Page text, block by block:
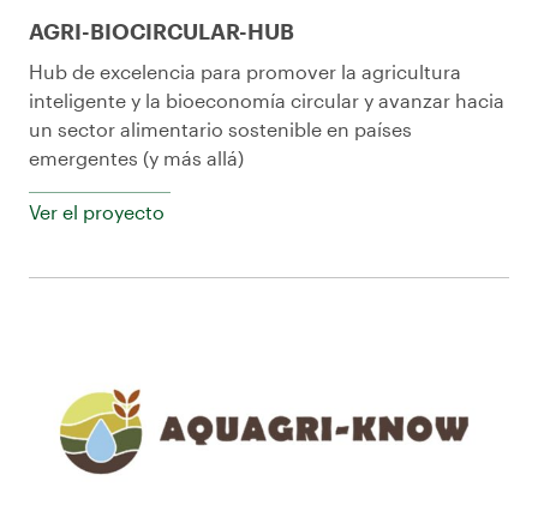
AGRI-BIOCIRCULAR-HUB
Hub de excelencia para promover la agricultura
inteligente y la bioeconomía circular y avanzar hacia
un sector alimentario sostenible en países
emergentes (y más allá)
Ver el proyecto